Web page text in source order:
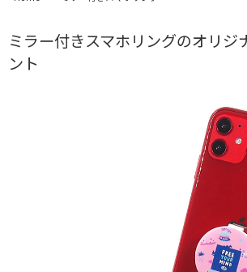
ミラー付きスマホリングのオリジ
ント